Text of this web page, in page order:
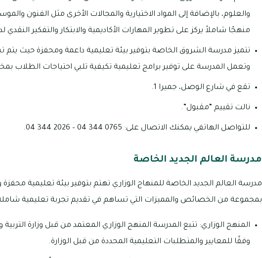
والعلوم، بالإضافة إلى المواد الاختيارية والمجالات الأخرى مثل الفنون
منهجًا شاملاً يركز على تطوير المهارات الأكاديمية والابتكار والتفكير النقدي
تتميز مدرسة الشروق الخاصة بتوفير بيئة تعليمية داعمة ومحفزة حيث يتم
وتعمل المدرسة على توفير برامج تعليمية تكيفية تلبي احتياجات الطلاب
تقع في شارع الوصل، جميرا 1.
نالت تقييم “مقبول”.
للتواصل الهاتفي يمكنك الاتصال على: 0765 344 04 – 2026 344 04.
مدرسة العالم الجديد الخاصة
مدرسة العالم الجديد الخاصة للمنهاج الوزاري تهتم بتوفير بيئة تعليمية
بمجموعة من الخصائص والمميزات التي تساهم في تقديم تجربة تعليمية
المنهج الوزاري: تتبع المدرسة المنهج الوزاري المعتمد من قبل وزارة التربية
وفقًا للمعايير والمتطلبات التعليمية المحددة من قبل الوزارة.